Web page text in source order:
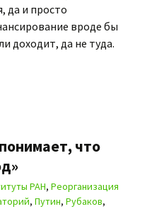
да и просто
вроде бы
доходит, да не туда.
что
РАН, Реорганизация
, Путин, Рубаков,